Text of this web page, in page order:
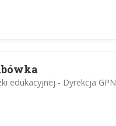
edukacyjnej - Dyrekcja GPN